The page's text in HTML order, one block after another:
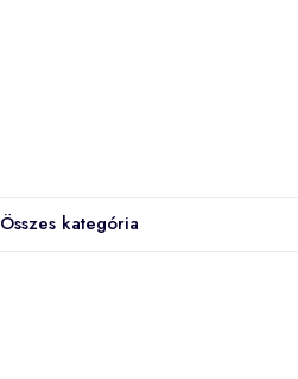
Összes kategória